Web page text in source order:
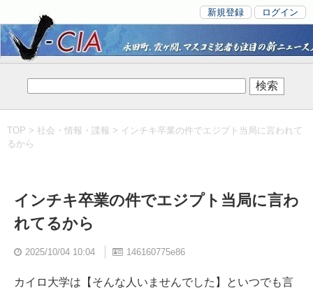
新規登録 ログイン
TOP > 社会・情報・諜報 > インチキ卒業の件でエジプト当局に言われて
るから
インチキ卒業の件でエジプト当局に言わ
れてるから
2025/10/04 10:04 146160775e86
カイロ大学は【そんな人いませんでした】といつでも言